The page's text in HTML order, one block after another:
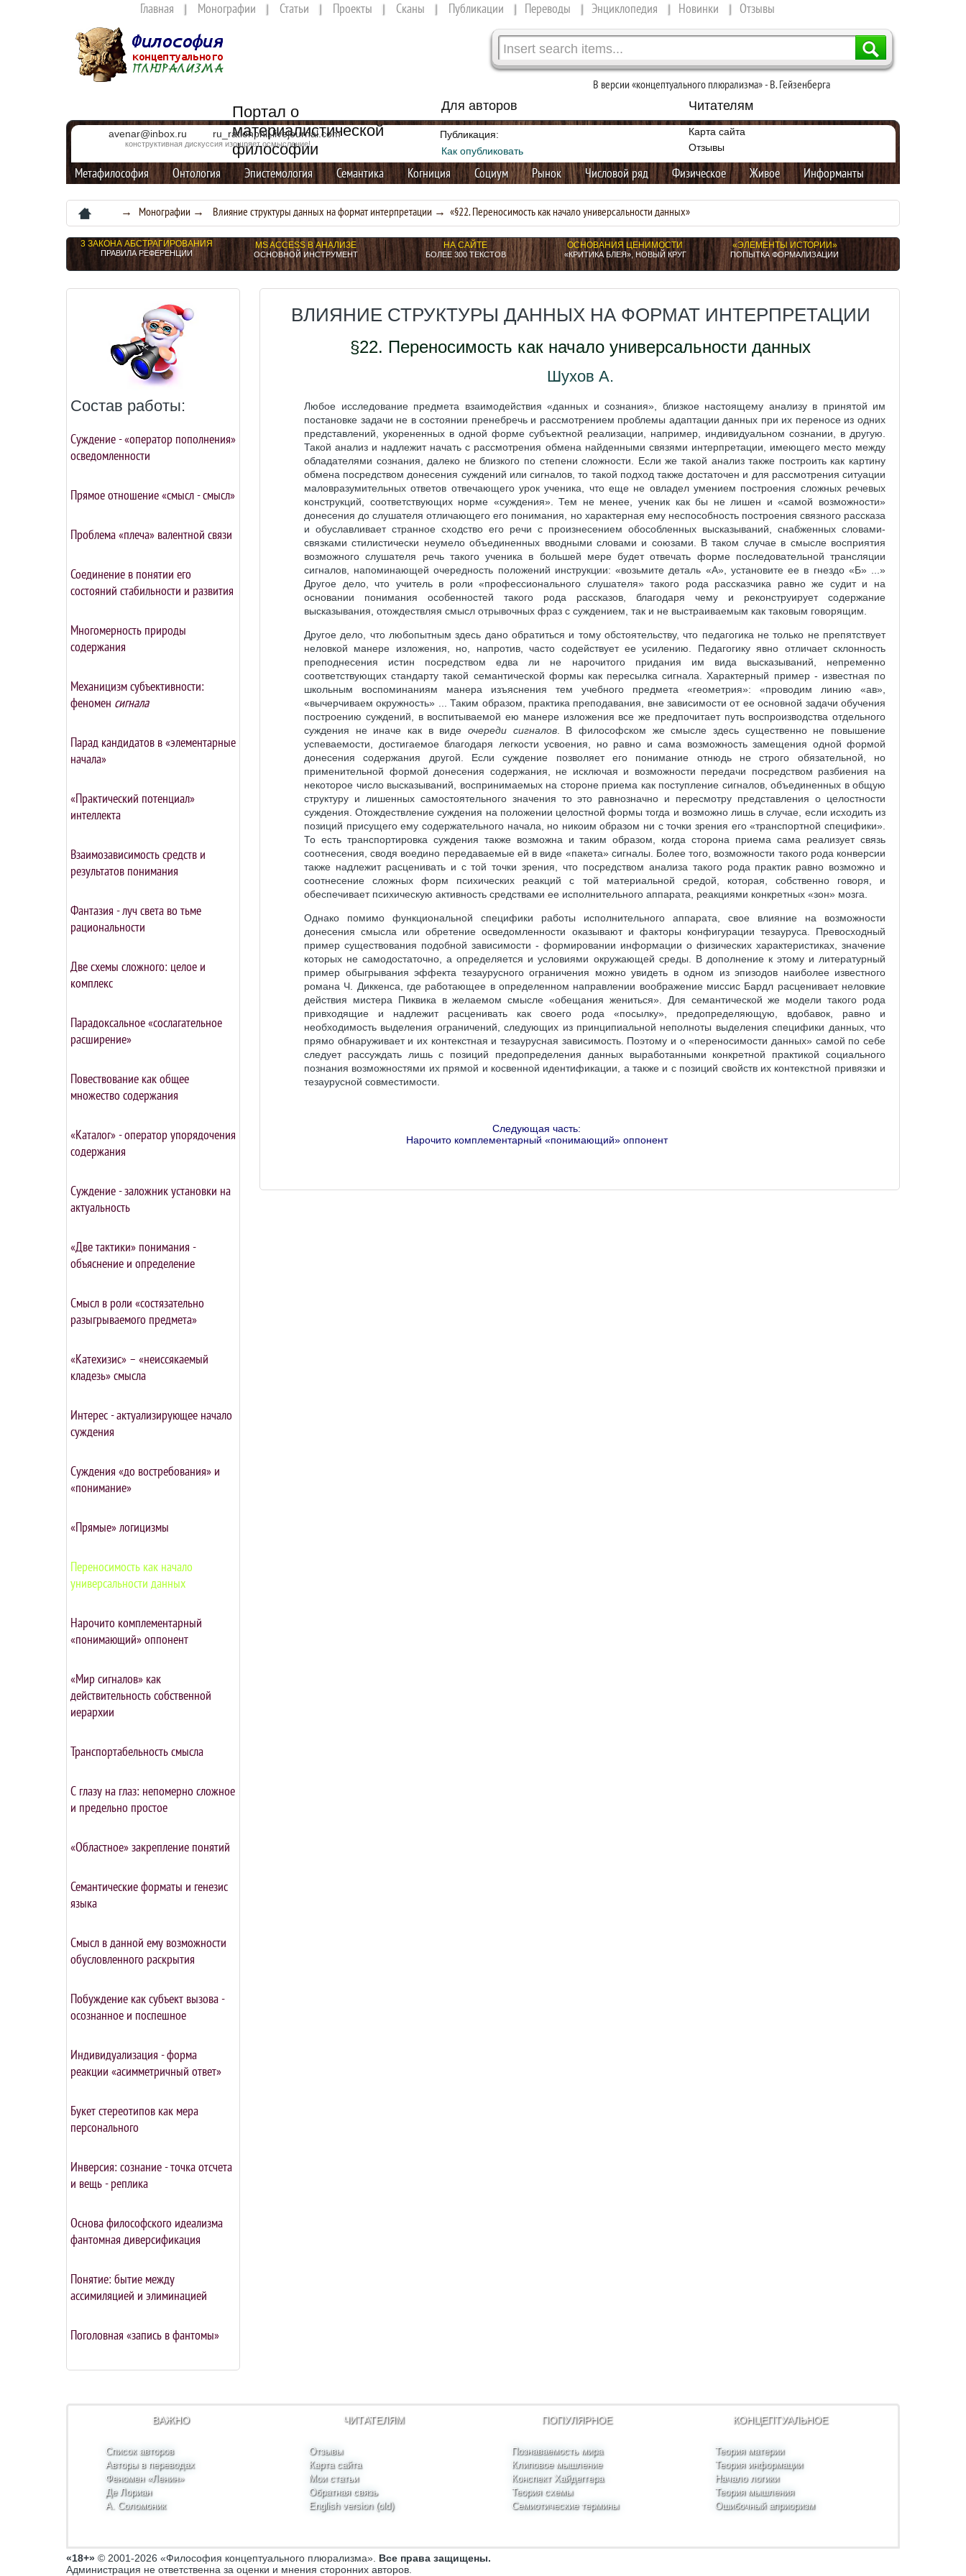
avenar@inbox.ru ru_rationphil.livejournal.com
конструктивная дискуссия изощряет осмысление!
Главная Монографии Статьи Проекты Сканы Публикации Переводы Энциклопедия Новинки Отзывы
В версии «концептуального плюрализма» - В. Гейзенберга
Читателям
Карта сайта
Отзывы
Метафилософия Онтология Эпистемология Семантика Когниция Социум Рынок Числовой ряд Физическое Живое Информанты
Портал о
материалистической
философии
Для авторов
Публикация:
Как опубликовать
→ Монографии → Влияние структуры данных на формат интерпретации → «§22. Переносимость как начало универсальности данных»
3 ЗАКОНА АБСТРАГИРОВАНИЯ
ПРАВИЛА РЕФЕРЕНЦИИ
MS ACCESS В АНАЛИЗЕ
ОСНОВНОЙ ИНСТРУМЕНТ
НА САЙТЕ
БОЛЕЕ 300 ТЕКСТОВ
ОСНОВАНИЯ ЦЕНИМОСТИ
«КРИТИКА БЛЕЯ», НОВЫЙ КРУГ
«ЭЛЕМЕНТЫ ИСТОРИИ»
ПОПЫТКА ФОРМАЛИЗАЦИИ
Состав работы:
Суждение - «оператор пополнения»
осведомленности
Прямое отношение «смысл - смысл»
Проблема «плеча» валентной связи
Соединение в понятии его
состояний стабильности и развития
Многомерность природы
содержания
Механицизм субъективности:
феномен сигнала
Парад кандидатов в «элементарные
начала»
«Практический потенциал»
интеллекта
Взаимозависимость средств и
результатов понимания
Фантазия - луч света во тьме
рациональности
Две схемы сложного: целое и
комплекс
Парадоксальное «сослагательное
расширение»
Повествование как общее
множество содержания
«Каталог» - оператор упорядочения
содержания
Суждение - заложник установки на
актуальность
«Две тактики» понимания -
объяснение и определение
Смысл в роли «состязательно
разыгрываемого предмета»
«Катехизис» – «неиссякаемый
кладезь» смысла
Интерес - актуализирующее начало
суждения
Суждения «до востребования» и
«понимание»
«Прямые» логицизмы
Переносимость как начало
универсальности данных
Нарочито комплементарный
«понимающий» оппонент
«Мир сигналов» как
действительность собственной
иерархии
Транспортабельность смысла
С глазу на глаз: непомерно сложное
и предельно простое
«Областное» закрепление понятий
Семантические форматы и генезис
языка
Смысл в данной ему возможности
обусловленного раскрытия
Побуждение как субъект вызова -
осознанное и поспешное
Индивидуализация - форма
реакции «асимметричный ответ»
Букет стереотипов как мера
персонального
Инверсия: сознание - точка отсчета
и вещь - реплика
Основа философского идеализма
фантомная диверсификация
Понятие: бытие между
ассимиляцией и элиминацией
Поголовная «запись в фантомы»
ВЛИЯНИЕ СТРУКТУРЫ ДАННЫХ НА ФОРМАТ ИНТЕРПРЕТАЦИИ
§22. Переносимость как начало универсальности данных
Шухов А.
Любое исследование предмета взаимодействия «данных и сознания», близкое настоящему анализу в принятой им
постановке задачи не в состоянии пренебречь и рассмотрением проблемы адаптации данных при их переносе из одних
представлений, укорененных в одной форме субъектной реализации, например, индивидуальном сознании, в другую.
Такой анализ и надлежит начать с рассмотрения обмена найденными связями интерпретации, имеющего место между
обладателями сознания, далеко не близкого по степени сложности. Если же такой анализ также построить как картину
обмена посредством донесения суждений или сигналов, то такой подход также достаточен и для рассмотрения ситуации
маловразумительных ответов отвечающего урок ученика, что еще не овладел умением построения сложных речевых
конструкций, соответствующих норме «суждения». Тем не менее, ученик как бы не лишен и «самой возможности»
донесения до слушателя отличающего его понимания, но характерная ему неспособность построения связного рассказа
и обуславливает странное сходство его речи с произнесением обособленных высказываний, снабженных словами-
связками стилистически неумело объединенных вводными словами и союзами. В таком случае в смысле восприятия
возможного слушателя речь такого ученика в большей мере будет отвечать форме последовательной трансляции
сигналов, напоминающей очередность положений инструкции: «возьмите деталь «А», установите ее в гнездо «Б» ...»
Другое дело, что учитель в роли «профессионального слушателя» такого рода рассказчика равно же судит и на
основании понимания особенностей такого рода рассказов, благодаря чему и реконструирует содержание
высказывания, отождествляя смысл отрывочных фраз с суждением, так и не выстраиваемым как таковым говорящим.
Другое дело, что любопытным здесь дано обратиться и тому обстоятельству, что педагогика не только не препятствует
неловкой манере изложения, но, напротив, часто содействует ее усилению. Педагогику явно отличает склонность
преподнесения истин посредством едва ли не нарочитого придания им вида высказываний, непременно
соответствующих стандарту такой семантической формы как пересылка сигнала. Характерный пример - известная по
школьным воспоминаниям манера изъяснения тем учебного предмета «геометрия»: «проводим линию «ав»,
«вычерчиваем окружность» ... Таким образом, практика преподавания, вне зависимости от ее основной задачи обучения
построению суждений, в воспитываемой ею манере изложения все же предпочитает путь воспроизводства отдельного
суждения не иначе как в виде очереди сигналов. В философском же смысле здесь существенно не повышение
успеваемости, достигаемое благодаря легкости усвоения, но равно и сама возможность замещения одной формой
донесения содержания другой. Если суждение позволяет его понимание отнюдь не строго обязательной, но
применительной формой донесения содержания, не исключая и возможности передачи посредством разбиения на
некоторое число высказываний, воспринимаемых на стороне приема как поступление сигналов, объединенных в общую
структуру и лишенных самостоятельного значения то это равнозначно и пересмотру представления о целостности
суждения. Отождествление суждения на положении целостной формы тогда и возможно лишь в случае, если исходить из
позиций присущего ему содержательного начала, но никоим образом ни с точки зрения его «транспортной специфики».
То есть транспортировка суждения также возможна и таким образом, когда сторона приема сама реализует связь
соотнесения, сводя воедино передаваемые ей в виде «пакета» сигналы. Более того, возможности такого рода конверсии
также надлежит расценивать и с той точки зрения, что посредством анализа такого рода практик равно возможно и
соотнесение сложных форм психических реакций с той материальной средой, которая, собственно говоря, и
обеспечивает психическую активность средствами ее исполнительного аппарата, реакциями конкретных «зон» мозга.
Однако помимо функциональной специфики работы исполнительного аппарата, свое влияние на возможности
донесения смысла или обретение осведомленности оказывают и факторы конфигурации тезауруса. Превосходный
пример существования подобной зависимости - формировании информации о физических характеристиках, значение
которых не самодостаточно, а определяется и условиями окружающей среды. В дополнение к этому и литературный
пример обыгрывания эффекта тезаурусного ограничения можно увидеть в одном из эпизодов наиболее известного
романа Ч. Диккенса, где работающее в определенном направлении воображение миссис Бардл расценивает неловкие
действия мистера Пиквика в желаемом смысле «обещания жениться». Для семантической же модели такого рода
привходящие и надлежит расценивать как своего рода «посылку», предопределяющую, вдобавок, равно и
необходимость выделения ограничений, следующих из принципиальной неполноты выделения специфики данных, что
прямо обнаруживает и их контекстная и тезаурусная зависимость. Поэтому и о «переносимости данных» самой по себе
следует рассуждать лишь с позиций предопределения данных выработанными конкретной практикой социального
познания возможностями их прямой и косвенной идентификации, а также и с позиций свойств их контекстной привязки и
тезаурусной совместимости.
Следующая часть:
Нарочито комплементарный «понимающий» оппонент
ВАЖНО
Список авторов
Авторы в переводах
Феномен «Ленин»
Де Лориан
А. Соломоник
ЧИТАТЕЛЯМ
Отзывы
Карта сайта
Мои статьи
Обратная связь
English version (old)
ПОПУЛЯРНОЕ
Познаваемость мира
Клиповое мышление
Конспект Хайдеггера
Теория схемы
Семиотические термины
КОНЦЕПТУАЛЬНОЕ
Теория материи
Теория информации
Начало логики
Теория мышления
Ошибочный априоризм
«18+» © 2001-2026 «Философия концептуального плюрализма». Все права защищены.
Администрация не ответственна за оценки и мнения сторонних авторов.